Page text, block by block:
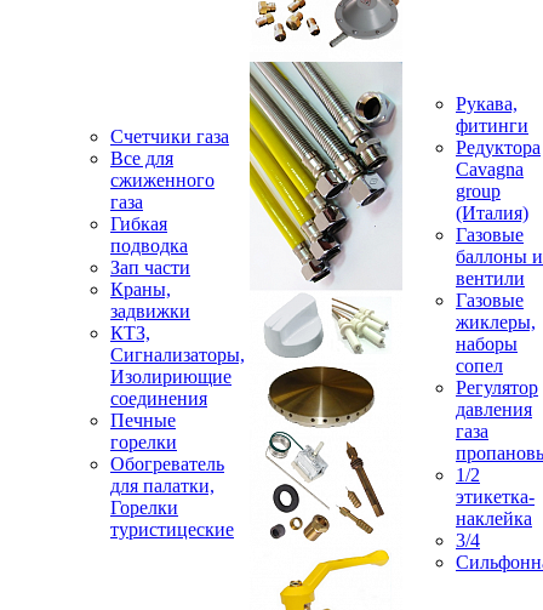
Счетчики газа
Все для
сжиженного
газа
Гибкая
подводка
Зап части
Краны,
задвижки
КТЗ,
Сигнализаторы,
Изолириющие
соединения
Печные
горелки
Обогреватель
для палатки,
Горелки
туристицеские
Рукава,
фитинги
Редуктора
Cavagna
group
(Италия)
Газовые
баллоны и
вентили
Газовые
жиклеры,
наборы
сопел
Регулятор
давления
газа
1/2
этикетка-
наклейка
3/4